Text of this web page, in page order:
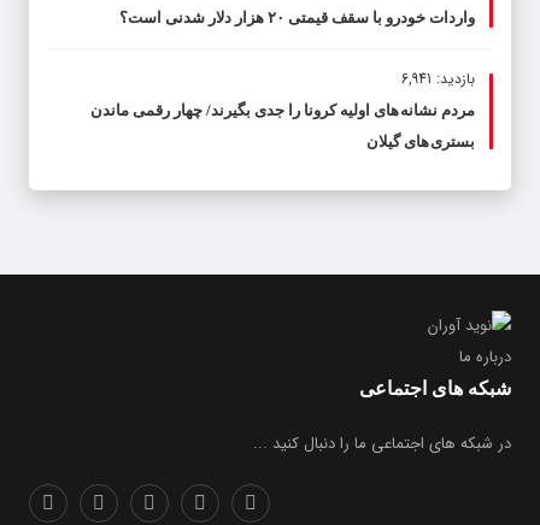
واردات خودرو با سقف قیمتی ۲۰ هزار دلار شدنی است؟
بازدید: 6,941
مردم نشانه های اولیه کرونا را جدی بگیرند/ چهار رقمی ماندن
بستری های گیلان
درباره ما
شبکه های اجتماعی
در شبکه های اجتماعی ما را دنبال کنید ...